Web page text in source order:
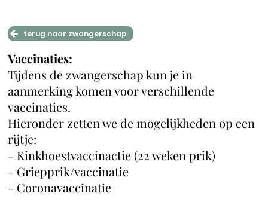
terug naar zwangerschap
Vaccinaties:
Tijdens de zwangerschap kun je in
aanmerking komen voor verschillende
vaccinaties.
Hieronder zetten we de mogelijkheden op een
rijtje:
- Kinkhoestvaccinactie (22 weken prik)
- Griepprik/vaccinatie
- Coronavaccinatie